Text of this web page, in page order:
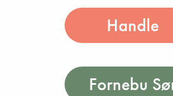
Handle
Fornebu